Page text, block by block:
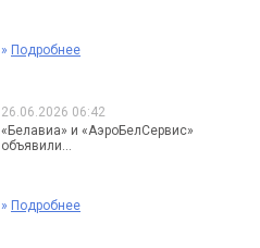
» Подробнее
26.06.2026 06:42
«Белавиа» и «АэроБелСервис»
объявили...
» Подробнее